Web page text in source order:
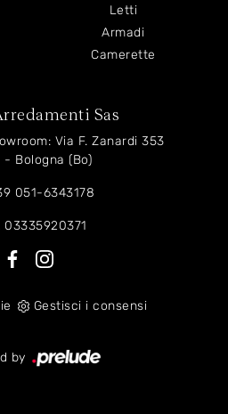
Letti
Armadi
Camerette
Sas
Via F. Zanardi 353
- Bologna (Bo)
051-6343178
03335920371
Gestisci i consensi
by